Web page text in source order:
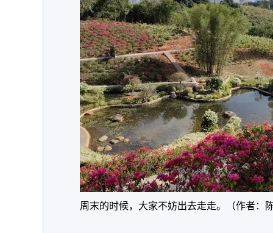
周末的时候，大家不妨出去走走。（作者：